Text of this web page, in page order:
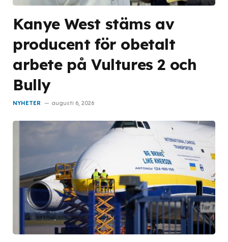
Kanye West stäms av
producent för obetalt
arbete på Vultures 2 och
Bully
NYHETER augusti 6, 2026